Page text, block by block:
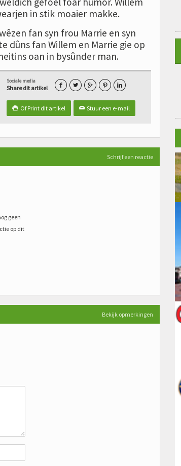
in stik moaier makke.
fan syn frou Marrie en syn
dûns fan Willem en Marrie gie op
oan in bysûnder man.
Sociale media
Share dit artikel     
 Of Print dit artikel ✉ Stuur een e-mail
Schrijf een reactie
geen
op dit
Bekijk opmerkingen